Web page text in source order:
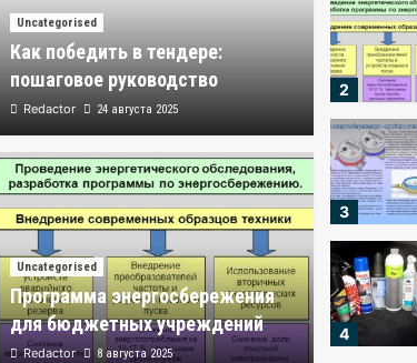
Uncategorised
учреждений
Redactor 8 августа 2025
Uncategorised
Как победить в тендере:
пошаговое руководство
Redactor 24 августа 2025
Uncategorised
Программа энергосбережения
для бюджетных учреждений
Redactor 8 августа 2025
2
3
4